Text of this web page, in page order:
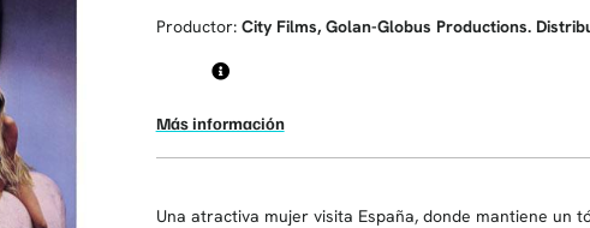
Productor: City Films, Golan-Globus Productions.
Más información
Una atractiva mujer visita España, donde mantiene un